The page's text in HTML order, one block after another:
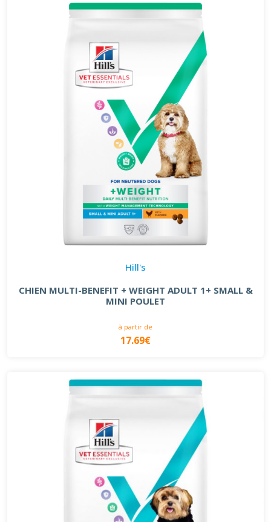
Hill's
CHIEN MULTI-BENEFIT + WEIGHT ADULT 1+ SMALL &
MINI POULET
à partir de
17.69€